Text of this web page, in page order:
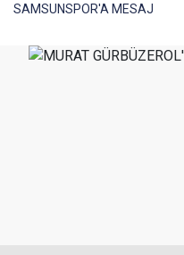
SAMSUNSPOR'A MESAJ